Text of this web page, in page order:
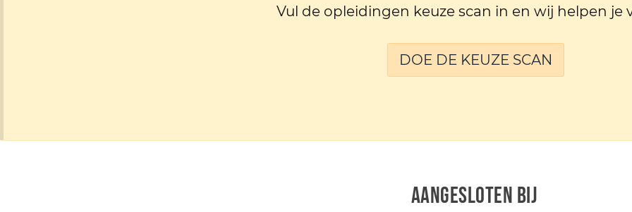
Vul de opleidingen keuze scan in en wij helpen je
DOE DE KEUZE SCAN
AANGESLOTEN BIJ